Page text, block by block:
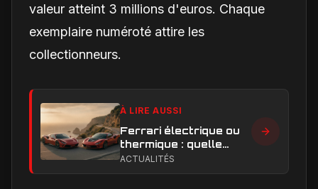
valeur atteint 3 millions d'euros. Chaque
exemplaire numéroté attire les
collectionneurs.
À LIRE AUSSI
Ferrari électrique ou
thermique : quelle
performance et quelle
ACTUALITÉS